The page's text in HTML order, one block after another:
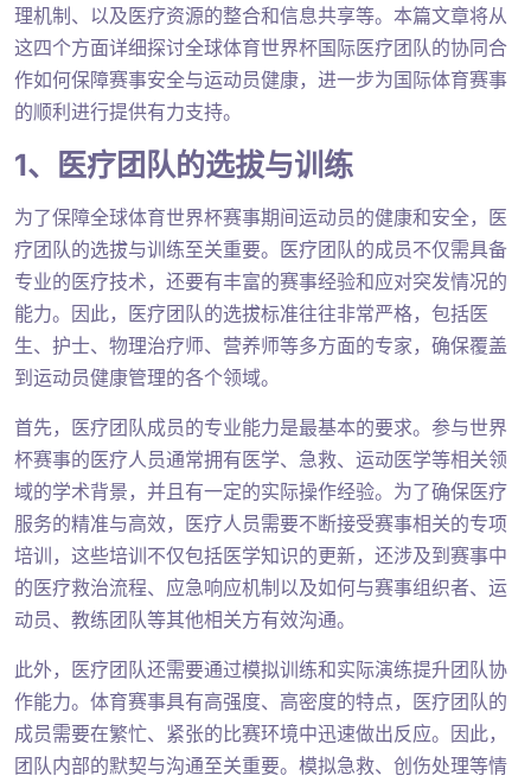
理机制、以及医疗资源的整合和信息共享等。本篇文章将从
这四个方面详细探讨全球体育世界杯国际医疗团队的协同合
作如何保障赛事安全与运动员健康，进一步为国际体育赛事
的顺利进行提供有力支持。
1、医疗团队的选拔与训练
为了保障全球体育世界杯赛事期间运动员的健康和安全，医
疗团队的选拔与训练至关重要。医疗团队的成员不仅需具备
专业的医疗技术，还要有丰富的赛事经验和应对突发情况的
能力。因此，医疗团队的选拔标准往往非常严格，包括医
生、护士、物理治疗师、营养师等多方面的专家，确保覆盖
到运动员健康管理的各个领域。
首先，医疗团队成员的专业能力是最基本的要求。参与世界
杯赛事的医疗人员通常拥有医学、急救、运动医学等相关领
域的学术背景，并且有一定的实际操作经验。为了确保医疗
服务的精准与高效，医疗人员需要不断接受赛事相关的专项
培训，这些培训不仅包括医学知识的更新，还涉及到赛事中
的医疗救治流程、应急响应机制以及如何与赛事组织者、运
动员、教练团队等其他相关方有效沟通。
此外，医疗团队还需要通过模拟训练和实际演练提升团队协
作能力。体育赛事具有高强度、高密度的特点，医疗团队的
成员需要在繁忙、紧张的比赛环境中迅速做出反应。因此，
团队内部的默契与沟通至关重要。模拟急救、创伤处理等情